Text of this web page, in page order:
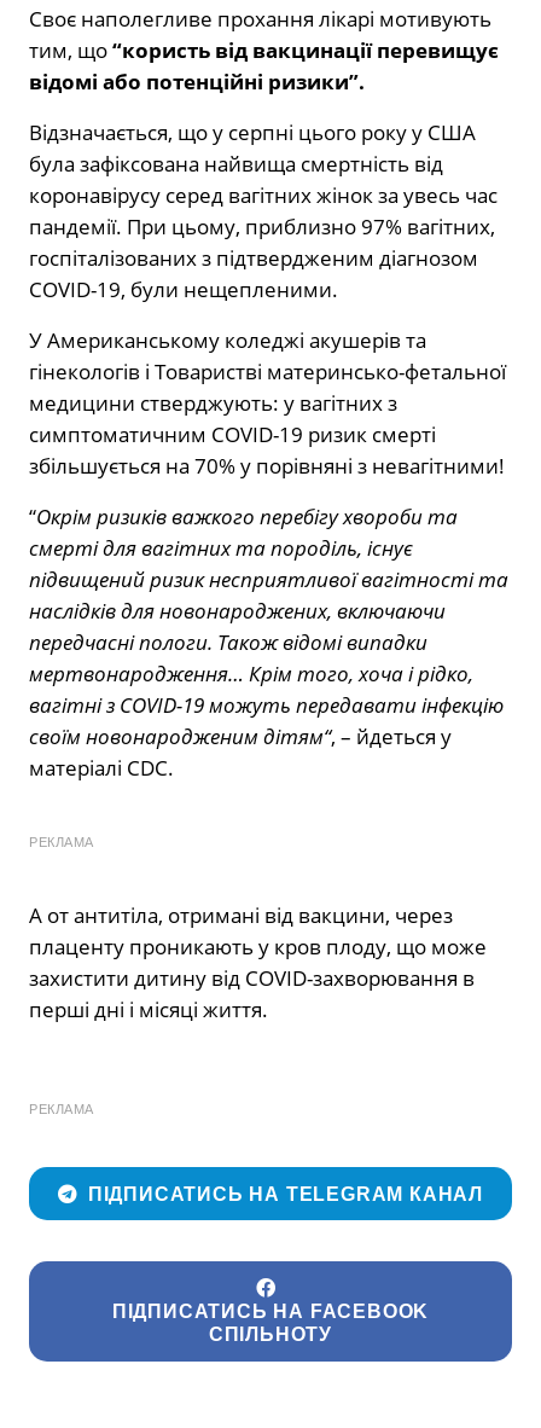
Своє наполегливе прохання лікарі мотивують
тим, що“користь від вакцинації перевищує
відомі або потенційні ризики”.
Відзначається, що у серпні цього року у США
була зафіксована найвища смертність від
коронавірусу серед вагітних жінок за увесь час
пандемії. При цьому, приблизно 97% вагітних,
госпіталізованих з підтвердженим діагнозом
COVID-19, були нещепленими.
У Американському коледжі акушерів та
гінекологів і Товаристві материнсько-фетальної
медицини стверджують: у вагітних з
симптоматичним COVID-19 ризик смерті
збільшується на 70% у порівняні з невагітними!
“Окрім ризиків важкого перебігу хвороби та
смерті для вагітних та породіль, існує
підвищений ризик несприятливої ​​вагітності та
наслідків для новонароджених, включаючи
передчасні пологи. Також відомі випадки
мертвонародження… Крім того, хоча і рідко,
вагітні з COVID-19 можуть передавати інфекцію
своїм новонародженим дітям“, – йдеться у
матеріалі CDC.
РЕКЛАМА
А от антитіла, отримані від вакцини, через
плаценту проникають у кров плоду, що може
захистити дитину від COVID-захворювання в
перші дні і місяці життя.
РЕКЛАМА
ПІДПИСАТИСЬ НА TELEGRAM КАНАЛ
ПІДПИСАТИСЬ НА FACEBOOK
СПІЛЬНОТУ